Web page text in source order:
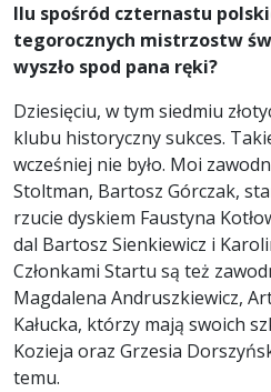
Ilu spośród czternastu
tegorocznych mistrzostw
wyszło spod pana ręki?
Dziesięciu, w tym siedmiu
klubu historyczny sukces.
wcześniej nie było. Moi
Stoltman, Bartosz Górczak,
rzucie dyskiem Faustyna
dal Bartosz Sienkiewicz i
Członkami Startu są też
Magdalena Andruszkiewicz,
Kałucka, którzy mają swoich
Kozieja oraz Grzesia
temu.